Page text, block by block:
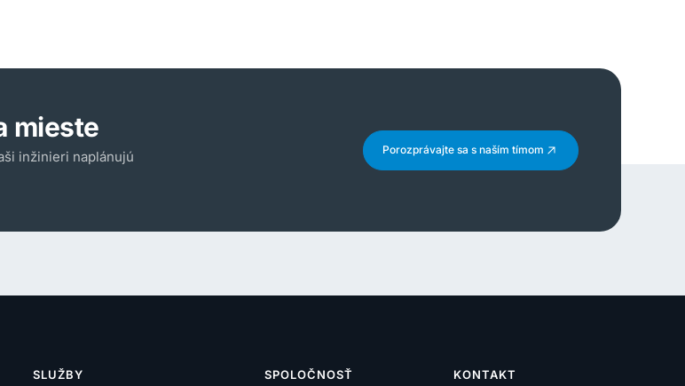
mieste
inžinieri naplánujú
Porozprávajte sa s naším tímom
SLUŽBY SPOLOČNOSŤ KONTAKT